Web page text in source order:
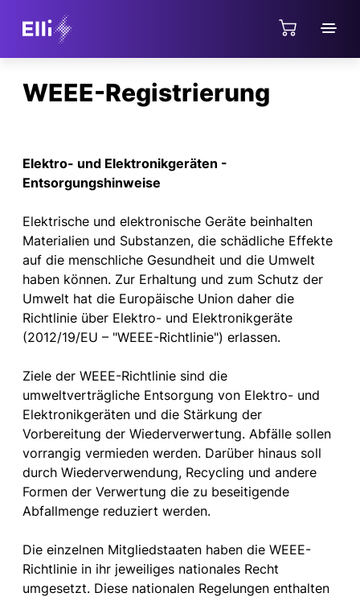
WEEE-Registrierung
Elektro- und Elektronikgeräten -
Entsorgungshinweise
Elektrische und elektronische Geräte beinhalten
Materialien und Substanzen, die schädliche Effekte
auf die menschliche Gesundheit und die Umwelt
haben können. Zur Erhaltung und zum Schutz der
Umwelt hat die Europäische Union daher die
Richtlinie über Elektro- und Elektronikgeräte
(2012/19/EU – "WEEE-Richtlinie") erlassen.
Ziele der WEEE-Richtlinie sind die
umweltverträgliche Entsorgung von Elektro- und
Elektronikgeräten und die Stärkung der
Vorbereitung der Wiederverwertung. Abfälle sollen
vorrangig vermieden werden. Darüber hinaus soll
durch Wiederverwendung, Recycling und andere
Formen der Verwertung die zu beseitigende
Abfallmenge reduziert werden.
Die einzelnen Mitgliedstaaten haben die WEEE-
Richtlinie in ihr jeweiliges nationales Recht
umgesetzt. Diese nationalen Regelungen enthalten